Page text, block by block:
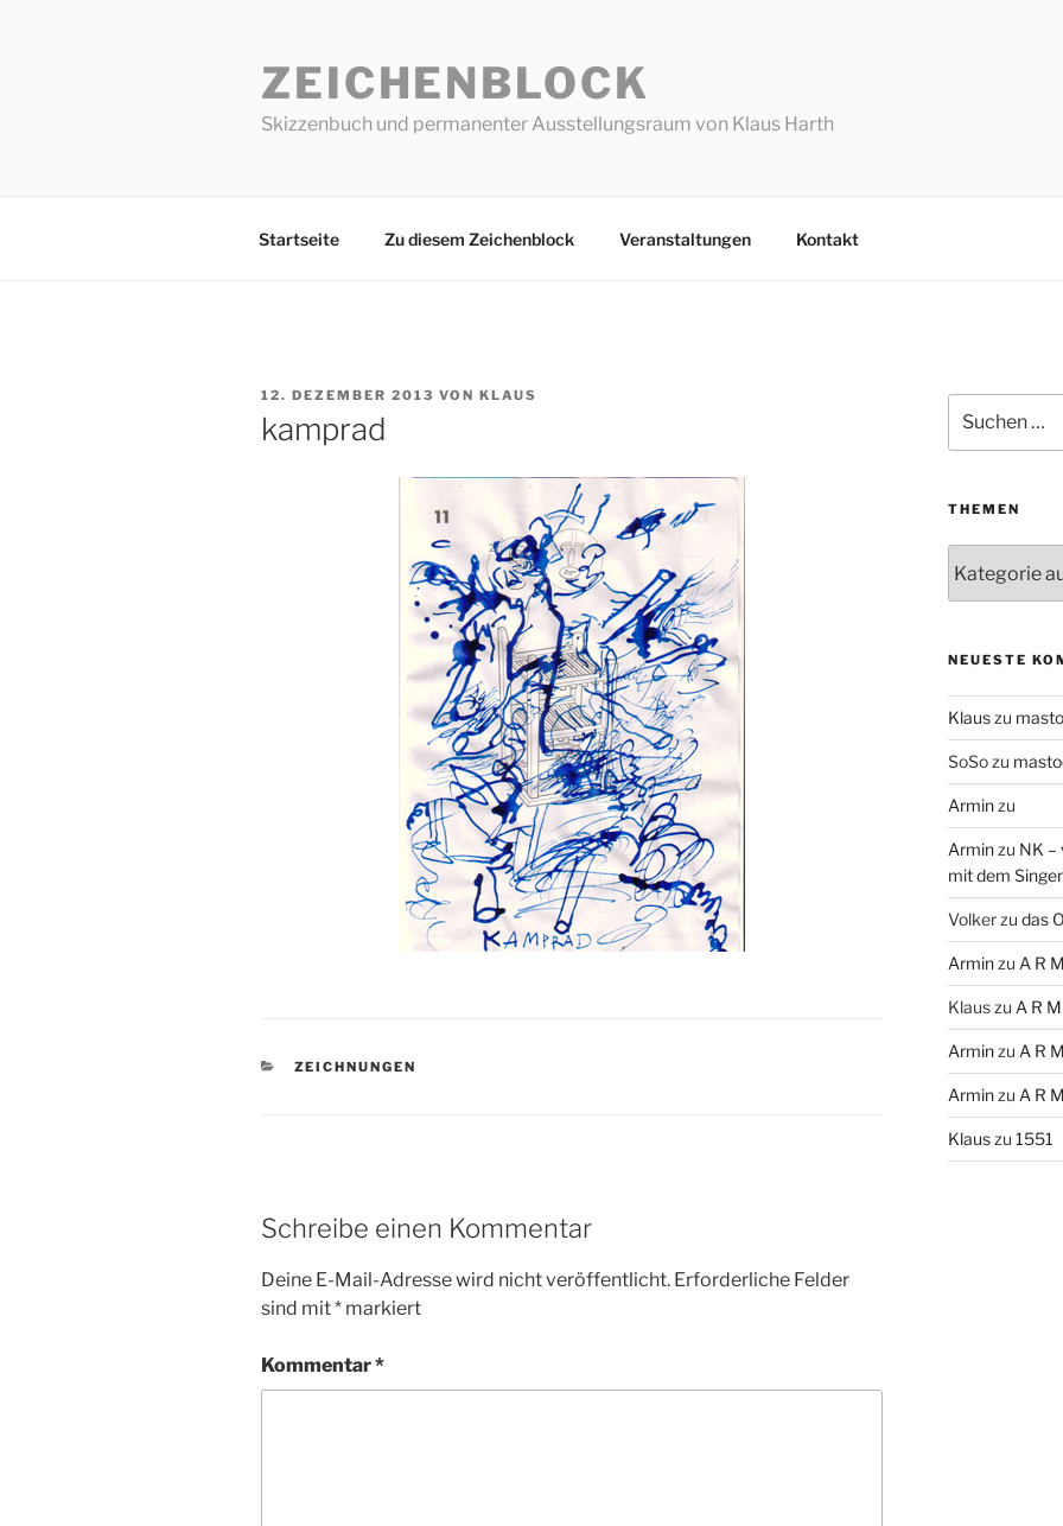
ZEICHENBLOCK
Skizzenbuch und permanenter Ausstellungsraum von Klaus Harth
Startseite Zu diesem Zeichenblock Veranstaltungen Kontakt
VERÖFFENTLICHT
AM
12. DEZEMBER 2013 VON KLAUS
kamprad
KATEGORIEN
ZEICHNUNGEN
Schreibe einen Kommentar
Deine E-Mail-Adresse wird nicht veröffentlicht. Erforderliche Felder
sind mit* markiert
Kommentar*
nach:
THEMEN
NEUESTE
Klauszu
SoSozu
Arminzu
Arminzu NK –
mit dem
Volkerzu das
Arminzu A R
Klauszu A R
Arminzu A R
Arminzu A R
Klauszu 1551